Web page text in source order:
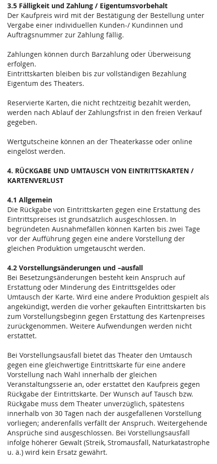
3.5 Fälligkeit und Zahlung / Eigentumsvorbehalt
Der Kaufpreis wird mit der Bestätigung der Bestellung unter
Vergabe einer individuellen Kunden-/ Kundinnen und
Auftragsnummer zur Zahlung fällig.
Zahlungen können durch Barzahlung oder Überweisung
erfolgen.
Eintrittskarten bleiben bis zur vollständigen Bezahlung
Eigentum des Theaters.
Reservierte Karten, die nicht rechtzeitig bezahlt werden,
werden nach Ablauf der Zahlungsfrist in den freien Verkauf
gegeben.
Wertgutscheine können an der Theaterkasse oder online
eingelöst werden.
4. RÜCKGABE UND UMTAUSCH VON EINTRITTSKARTEN /
KARTENVERLUST
4.1 Allgemein
Die Rückgabe von Eintrittskarten gegen eine Erstattung des
Eintrittspreises ist grundsätzlich ausgeschlossen. In
begründeten Ausnahmefällen können Karten bis zwei Tage
vor der Aufführung gegen eine andere Vorstellung der
gleichen Produktion umgetauscht werden.
4.2 Vorstellungsänderungen und –ausfall
Bei Besetzungsänderungen besteht kein Anspruch auf
Erstattung oder Minderung des Eintrittsgeldes oder
Umtausch der Karte. Wird eine andere Produktion gespielt als
angekündigt, werden die vorher gekauften Eintrittskarten bis
zum Vorstellungsbeginn gegen Erstattung des Kartenpreises
zurückgenommen. Weitere Aufwendungen werden nicht
erstattet.
Bei Vorstellungsausfall bietet das Theater den Umtausch
gegen eine gleichwertige Eintrittskarte für eine andere
Vorstellung nach Wahl innerhalb der gleichen
Veranstaltungsserie an, oder erstattet den Kaufpreis gegen
Rückgabe der Eintrittskarte. Der Wunsch auf Tausch bzw.
Rückgabe muss dem Theater unverzüglich, spätestens
innerhalb von 30 Tagen nach der ausgefallenen Vorstellung
vorliegen; anderenfalls verfällt der Anspruch. Weitergehende
Ansprüche sind ausgeschlossen. Bei Vorstellungsausfall
infolge höherer Gewalt (Streik, Stromausfall, Naturkatastrophe
u. ä.) wird kein Ersatz gewährt.